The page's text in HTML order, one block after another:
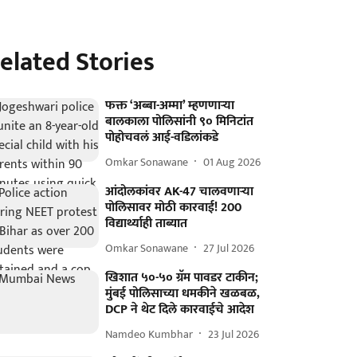
Stories
फक्त ‘अब्बा-अम्मा’ म्हणणाऱ्या
बालकाला पोलिसांनी ९० मिनिटांत
पोहोचवलं आई-वडिलांकडे
Omkar Sonawane 01 Aug 2026
आंदोलकांवर AK-47 चालवणाऱ्या
पोलिसावर मोठी कारवाई! 200
विद्यार्थ्याही ताब्यात
Omkar Sonawane 27 Jul 2026
खिशात ५०-५० ग्रॅम पावडर टाकीन;
मुंबई पोलिसाच्या धमकीने खळबळ,
DCP ने थेट दिले कारवाईचे आदेश
Namdeo Kumbhar 23 Jul 2026